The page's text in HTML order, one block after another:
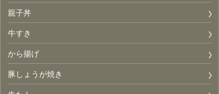
親子丼
牛すき
から揚げ
豚しょうが焼き